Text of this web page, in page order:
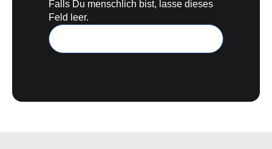
Falls Du menschlich bist, lasse dieses
Feld leer.